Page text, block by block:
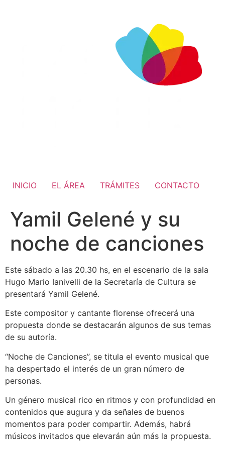
INICIO EL ÁREA TRÁMITES CONTACTO
Yamil Gelené y su
noche de canciones
Este sábado a las 20.30 hs, en el escenario de la sala
Hugo Mario Ianivelli de la Secretaría de Cultura se
presentará Yamil Gelené.
Este compositor y cantante florense ofrecerá una
propuesta donde se destacarán algunos de sus temas
de su autoría.
“Noche de Canciones”, se titula el evento musical que
ha despertado el interés de un gran número de
personas.
Un género musical rico en ritmos y con profundidad en
contenidos que augura y da señales de buenos
momentos para poder compartir. Además, habrá
músicos invitados que elevarán aún más la propuesta.